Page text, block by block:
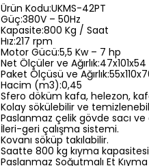
Ürün Kodu:UKMS-42PT
Güç:380V – 50Hz
Kapasite:800 Kg / Saat
Hız:217 rpm
Motor Gücü:5,5 Kw – 7 hp
Net Ölçüler ve
Paket Ölçüsü ve
Hacim (m3):0,45
Sfero döküm kafa, helezon,
Kolay sökülebilir ve
Paslanmaz çelik gövde sacı
İleri-geri çalışma sistemi.
Kovanı söküp takılabilir.
Saatte 800 kg kıyma
Paslanmaz Soğutmalı Et